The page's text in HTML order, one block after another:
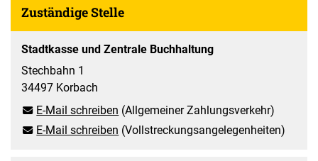
Zuständige Stelle
Stadtkasse und Zentrale Buchhaltung
Stechbahn 1
34497 Korbach
E-Mail schreiben (Allgemeiner Zahlungsverkehr)
E-Mail schreiben (Vollstreckungsangelegenheiten)